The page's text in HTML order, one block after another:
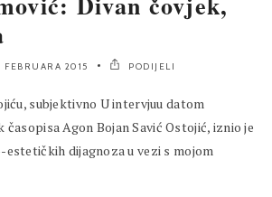
FEBRUARA 2015 PODIJELI
subjektivno U intervjuu datom
časopisa Agon Bojan Savić Ostojić, iznio je
dijagnoza u vezi s mojom